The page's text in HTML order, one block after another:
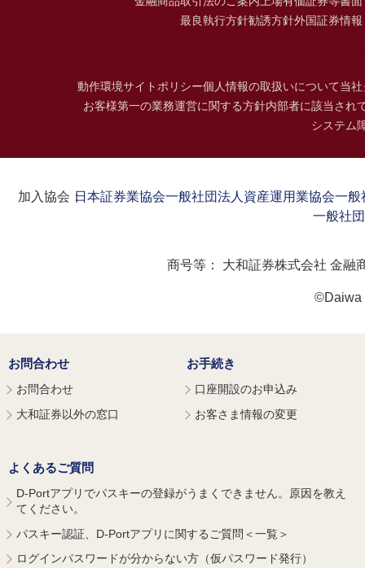
最良執行方針勧誘方針外国証券情
動作環境サイトポリシー個人情報の取扱いについて当
お客様第一の業務運営に関する方針内部者に該当され
システム
加入協会：日本証券業協会一般社団法人資産運用業協会一般
一般社
商号等： 大和証券株式会社 金融
©Daiwa
お問合わせ
お問合わせ
大和証券以外の窓口
お手続き
口座開設のお申込み
お客さま情報の変更
よくあるご質問
D-Portアプリでパスキーの登録がうまくできません。原因を教え
てください。
パスキー認証、D-Portアプリに関するご質問＜一覧＞
ログインパスワードが分からない方（仮パスワード発行）